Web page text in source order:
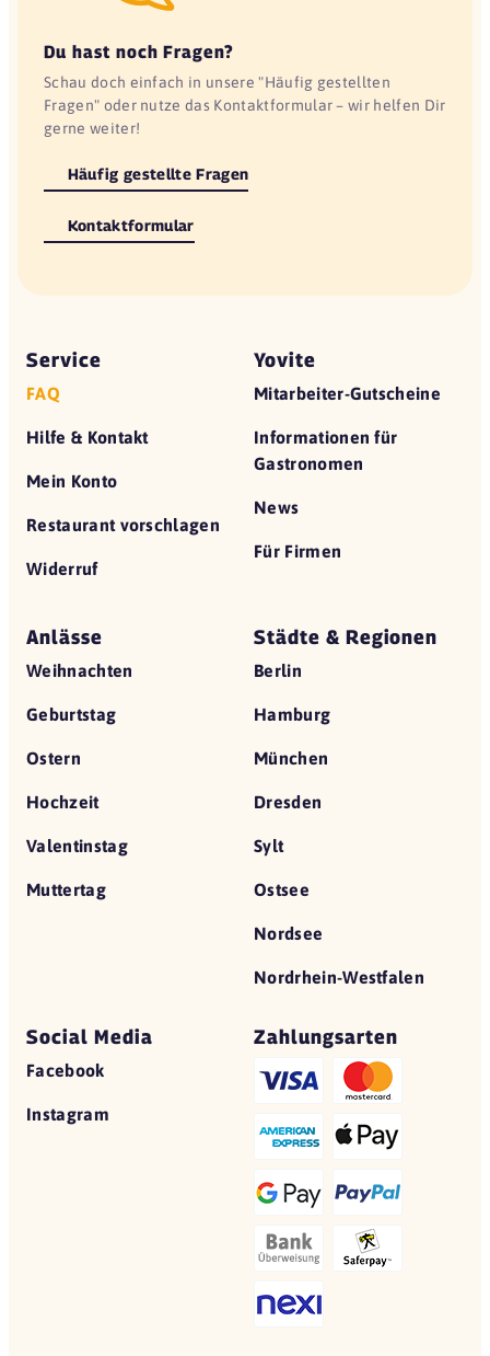
Du hast noch Fragen?
Schau doch einfach in unsere "Häufig gestellten
Fragen" oder nutze das Kontaktformular – wir helfen Dir
gerne weiter!
Häufig gestellte Fragen
Kontaktformular
Service
FAQ
Hilfe & Kontakt
Mein Konto
Restaurant vorschlagen
Widerruf
Yovite
Mitarbeiter-Gutscheine
Informationen für
Gastronomen
News
Für Firmen
Anlässe
Weihnachten
Geburtstag
Ostern
Hochzeit
Valentinstag
Muttertag
Städte & Regionen
Berlin
Hamburg
München
Dresden
Sylt
Ostsee
Nordsee
Nordrhein-Westfalen
Social Media
Facebook
Instagram
Zahlungsarten